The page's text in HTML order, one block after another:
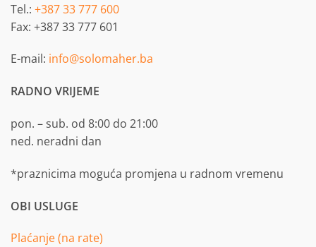
Tel.: +387 33 777 600
Fax: +387 33 777 601
E-mail: info@solomaher.ba
RADNO VRIJEME
pon. – sub. od 8:00 do 21:00
ned. neradni dan
*praznicima moguća promjena u radnom vremenu
OBI USLUGE
Plaćanje (na rate)